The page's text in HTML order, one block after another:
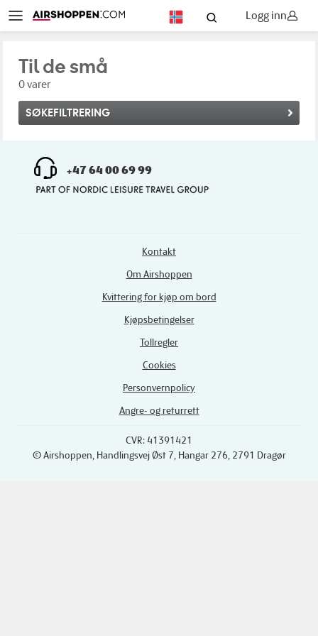
Logg inn
Til de små
0 varer
SØKEFILTRERING
+47 64 00 69 99
Kontakt
Om Airshoppen
Kvittering for kjøp om bord
Kjøpsbetingelser
Tollregler
Cookies
Personvernpolicy
Angre- og returrett
CVR: 41391421
© Airshoppen , Handlingsvej Øst 7, Hangar 276, 2791 Dragør